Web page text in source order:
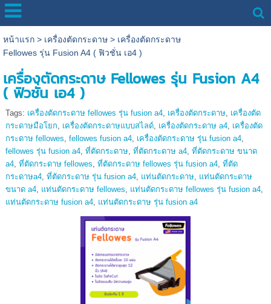
หน้าแรก> เครื่องตัดกระดาษ> เครื่องตัดกระดาษ
Fellowes รุ่น Fusion A4 ( ฟิวชั่น เอ4 )
เครื่องตัดกระดาษ Fellowes รุ่น Fusion A4
( ฟิวชั่น เอ4 )
Tags: เครื่องตัดกระดาษ fellowes รุ่น fusion a4, เครื่องตัดกระดาษ, เครื่องตัด
กระดาษมือโยก, เครื่องตัดกระดาษแบบสไลด์, เครื่องตัดกระดาษ a4, เครื่องตัด
กระดาษ fellowes, fellowes fusion a4, เครื่องตัดกระดาษ รุ่น fusion a4,
fellowes รุ่น fusion a4, ที่ตัดกระดาษ, ที่ตัดกระดาษ a4, ที่ตัดกระดาษ ขนาด
a4, ที่ตัดกระดาษ fellowes, ที่ตัดกระดาษ fellowes รุ่น fusion a4, ที่ตัด
กระดาษa4, ที่ตัดกระดาษ รุ่น fusion a4, แท่นตัดกระดาษ, แท่นตัดกระดาษ
ขนาด a4, แท่นตัดกระดาษ fellowes, แท่นตัดกระดาษ fellowes รุ่น fusion a4,
แท่นตัดกระดาษ fusion a4, แท่นตัดกระดาษ รุ่น fusion a4